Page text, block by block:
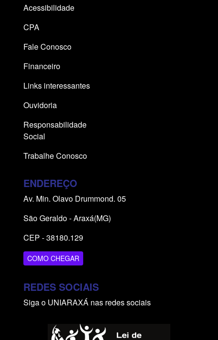
Acessibilidade
CPA
Fale Conosco
Financeiro
Links interessantes
Ouvidoria
Responsabilidade
Social
Trabalhe Conosco
ENDEREÇO
Av. Min. Olavo Drummond. 05
São Geraldo - Araxá(MG)
CEP - 38180.129
COMO CHEGAR
REDES SOCIAIS
Siga o UNIARAXÁ nas redes sociais